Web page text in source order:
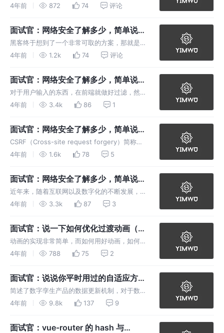
安全问题，我们都知道，为了使使用同一套系统
的设置，也就是说，我们前后端约定了一个接口
规则，通过接口获取的角色进行对应
4年前 872 74 评论
面试官：网络安全了解多少，简单说
说？（四）
黑客终于想到了一个非常可取的方案，那就是让
阿猫网不定时宕机，影响消费者的好感度，进而
先通过在网络上搭建钓鱼网站，诱骗安全意识较
低的网民下载提前写好的具有高传播
4年前 1.2k 74 评论
面试官：网络安全了解多少，简单说
说？（三）
对于用户输入的东西，在前端就做好过滤，然后
再提交到后端，这才是一个合格的前端需要养成
上，因为我们需要相信，前端+后端，永远是更
加安全和稳固的安全开发范式！
4年前 3.4k 86 1
面试官：网络安全了解多少，简单说
说？（二）
CSRF（Cross-site request forgery）简称：
跨站请求伪造，攻击者通过伪造用户的浏览器的
站发送出去，使目标网站接收并误以为是用户的
4年前 1.6k 78 5
面试官：网络安全了解多少，简单说
说？（一）
近年来，随着互联网以及数字化的不断发展，互
联网已经成为了我们生活中无处不在的 基建 ，
到广泛关注，由于数字化程度的不断加深，接入
网络的设备丰繁多样，面对各式各
4年前 3.3k 87 3
面试官：说一下如何优化过渡动画（数
字孪生可视化过渡动画）
动画的实现非常简单，而如何用好动画，如何将
动画融入产品设计开发中，才是我们值得学习的
发技术，实现业务需求已经没啥问题后，那么我
们应该 push 自己，拔高一层
4年前 788 75 2
面试官：说说你平时用过的自适应方案
（数字孪生可视化自适应方案）
简述了数字孪生产品的数据更新机制，对于数字
孪生产品来说，数据非常重要，孪生世界的数据
示中，除了数据更新机制之外，还有一个非常非
4年前 9.8k 137 9
面试官：vue-router 的 hash 与